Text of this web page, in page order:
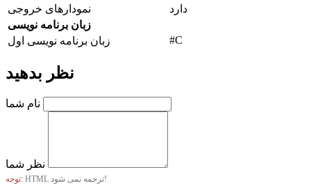
نمودارهای خروجی
دارد
زبان برنامه نویسی
زبان برنامه نویسی اول
#C
نظر بدهید
نام شما
نظر شما
توجه: HTML ترجمه نمی شود!